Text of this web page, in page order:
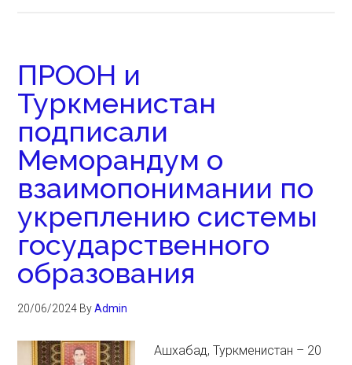
ПРООН и
Туркменистан
подписали
Меморандум о
взаимопонимании по
укреплению системы
государственного
образования
20/06/2024 ByAdmin
Ашхабад, Туркменистан – 20